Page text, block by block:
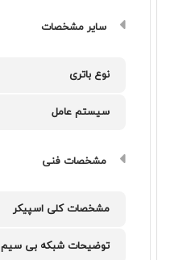
سایر مشخصات
نوع باتری
سیستم عامل
مشخصات فنی
مشخصات کلی اسپیکر
توضیحات شبکه بی سیم